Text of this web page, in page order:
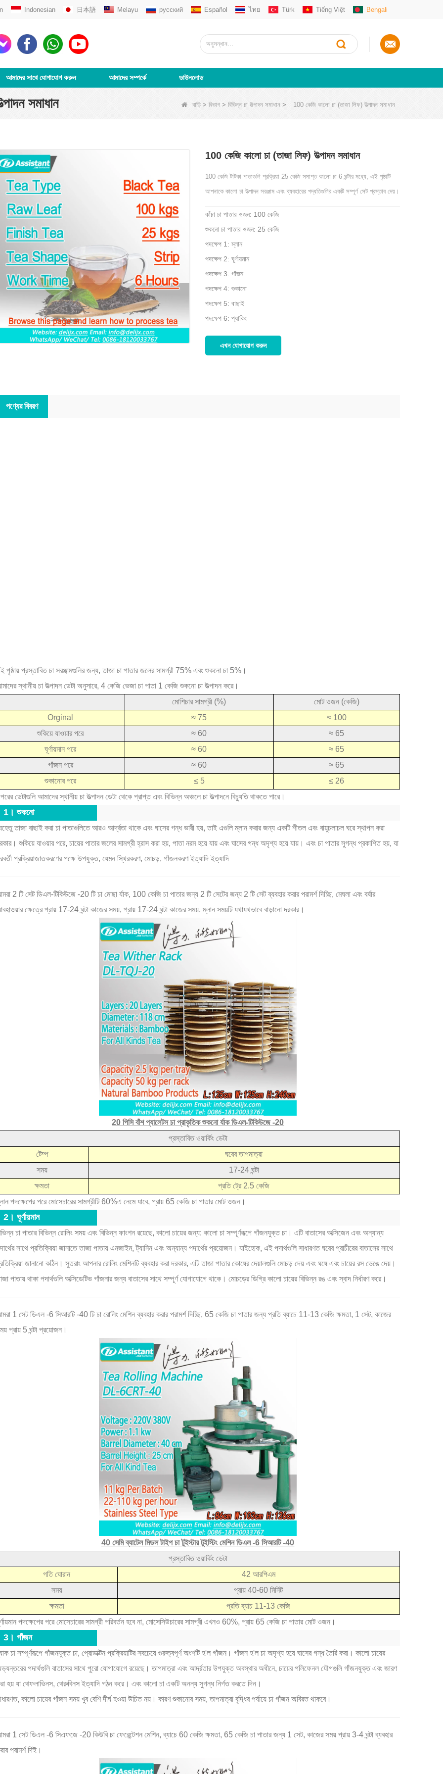
Indonesian 日本語 Melayu русский Español ไทย Türk Tiếng Việt Bengali
আমাদের সাথে যোগাযোগ করুন আমাদের সম্পর্কে ডাউনলোড
সমাধান বাড়ি > বিভাগ > বিভিন্ন চা উত্পাদন সমাধান > 100 কেজি কালো চা (তাজা লিফ) উত্পাদন সমাধান
বড়-স্কেল পাউডার উৎপাদনের জন্য খাদ্য-গ্রেড ম্যাচা বল মিল
2026-07-11 17:33:24
খাদ্য-গ্রেড ম্যাচা বল মিলগুলি বদ্ধ গ্রাইন্ডিং,
সূক্ষ্মতা, উচ্চ ক্ষমতা এবং স্বাস্থ্যকর
সহ বড় আকারের পাউডার উত্পাদন সমর্থন করে
2026-08-04 16:16:30
100 কেজি কালো চা (তাজা লিফ) উত্পাদন সমাধান
100 কেজি টাটকা পাতাগুলি প্রক্রিয়া 25 কেজি সমাপ্ত কালো চা 6 ঘন্টার মধ্যে, এই পৃষ্ঠাটি
আপনাকে কালো চা উত্পাদন সরঞ্জাম এবং ব্যবহারের পদ্ধতিগুলির একটি সম্পূর্ণ সেট প্রস্তাব দেয়।
কাঁচা চা পাতার ওজন: 100 কেজি
শুকনো চা পাতার ওজন: 25 কেজি
পদক্ষেপ 1: ম্লান
পদক্ষেপ 2: ঘূর্ণায়মান
পদক্ষেপ 3: গাঁজন
পদক্ষেপ 4: শুকানো
পদক্ষেপ 5: বাছাই
পদক্ষেপ 6: প্যাকিং
এখন যোগাযোগ করুন
পণ্যের বিবরণ
পৃষ্ঠায় প্রস্তাবিত চা সরঞ্জামগুলির জন্য, তাজা চা পাতার জলের সামগ্রী 75% এবং শুকনো চা 5%।
স্থানীয় চা উত্পাদন ডেটা অনুসারে, 4 কেজি ভেজা চা পাতা 1 কেজি শুকনো চা উত্পাদন করে।
মোশিচার সামগ্রী (%)
মোট ওজন (কেজি)
Orginal
≈ 75
≈ 100
শুকিয়ে যাওয়ার পরে
≈ 60
≈ 65
ঘূর্ণায়মান পরে
≈ 60
≈ 65
গাঁজন পরে
≈ 60
≈ 65
শুকানোর পরে
≤ 5
≤ 26
ডেটাগুলি আমাদের স্থানীয় চা উত্পাদন ডেটা থেকে প্রাপ্ত এবং বিভিন্ন অঞ্চলে চা উত্পাদনে বিচ্যুতি থাকতে পারে।
1। শুকনো
তাজা বাছাই করা চা পাতাগুলিতে আরও আর্দ্রতা থাকে এবং ঘাসের গন্ধ ভারী হয়, তাই এগুলি ম্লান করার জন্য একটি শীতল এবং বায়ুচলাচল ঘরে স্থাপন করা
শুকিয়ে যাওয়ার পরে, চায়ের পাতার জলের সামগ্রী হ্রাস করা হয়, পাতা নরম হয়ে যায় এবং ঘাসের গন্ধ অদৃশ্য হয়ে যায়। এবং চা পাতার সুগন্ধ প্রকাশিত হয়, যা
প্রক্রিয়াজাতকরণের পক্ষে উপযুক্ত, যেমন স্থিরকরণ, মোচড়, গাঁজনকরণ ইত্যাদি ইত্যাদি
2 টি সেট ডিএল-টিকিউজে -20 টি চা মোছা র্যাক, 100 কেজি চা পাতার জন্য 2 টি সেটের জন্য 2 টি সেট ব্যবহার করার পরামর্শ দিচ্ছি, মেঘলা এবং বর্ষার
ক্ষেত্রে প্রায় 17-24 ঘন্টা কাজের সময়, প্রায় 17-24 ঘন্টা কাজের সময়, ম্লান সময়টি যথাযথভাবে বাড়ানো দরকার।
20 পিসি বাঁশ প্যালেটস চা প্রাকৃতিক শুকনো র্যাক ডিএল-টিকিউজে -20
প্রস্তাবিত ওয়ার্কিং ডেটা
টেম্প
ঘরের তাপমাত্রা
সময়
17-24 ঘন্টা
ক্ষমতা
প্রতি ট্রে 2.5 কেজি
পদক্ষেপের পরে মোসেচারের সামগ্রীটি 60%এ নেমে যাবে, প্রায় 65 কেজি চা পাতার মোট ওজন।
2। ঘূর্ণায়মান
চা পাতার বিভিন্ন রোলিং সময় এবং বিভিন্ন ফাংশন রয়েছে, কালো চায়ের জন্য: কালো চা সম্পূর্ণরূপে গাঁজনযুক্ত চা। এটি বাতাসের অক্সিজেন এবং অন্যান্য
সাথে প্রতিক্রিয়া জানাতে তাজা পাতায় এনজাইম, ট্যানিন এবং অন্যান্য পদার্থের প্রয়োজন। যাইহোক, এই পদার্থগুলি সাধারণত ঘরের প্রাচীরের বাতাসের সাথে
জানানো কঠিন। সুতরাং আপনার রোলিং মেশিনটি ব্যবহার করা দরকার, এটি তাজা পাতার কোষের দেয়ালগুলি মোচড় দেয় এবং ঘষে এবং চায়ের রস ভেঙে দেয়।
পাতায় থাকা পদার্থগুলি অক্সিডেটিভ গাঁজনার জন্য বাতাসের সাথে সম্পূর্ণ যোগাযোগে থাকে। মোচড়ের ডিগ্রি কালো চায়ের বিভিন্ন রঙ এবং স্বাদ নির্ধারণ করে।
1 সেট ডিএল -6 সিআরটি -40 টি চা রোলিং মেশিন ব্যবহার করার পরামর্শ দিচ্ছি, 65 কেজি চা পাতার জন্য প্রতি ব্যাচে 11-13 কেজি ক্ষমতা, 1 সেট, কাজের
প্রায় 5 ঘন্টা প্রয়োজন।
40 সেমি ব্যাটেল মিডল টাইপ চা টুইস্টার টুইস্টিং মেশিন ডিএল -6 সিআরটি -40
প্রস্তাবিত ওয়ার্কিং ডেটা
গতি ঘোরান
42 আরপিএম
সময়
প্রায় 40-60 মিনিট
ক্ষমতা
প্রতি ব্যাচ 11-13 কেজি
পদক্ষেপের পরে মোসেচারের সামগ্রী পরিবর্তন হবে না, মোসেসিউচারের সামগ্রী এখনও 60%, প্রায় 65 কেজি চা পাতার মোট ওজন।
3। গাঁজন
চা সম্পূর্ণরূপে গাঁজনযুক্ত চা, প্রোডাক্টন প্রক্রিয়াটির সবচেয়ে গুরুত্বপূর্ণ অংশটি হ'ল গাঁজন। গাঁজন হ'ল চা অদৃশ্য হয়ে ঘাসের গন্ধ তৈরি করা। কালো চায়ের
পদার্থগুলি বাতাসের সাথে পুরো যোগাযোগে রয়েছে। তাপমাত্রা এবং আর্দ্রতার উপযুক্ত অবস্থার অধীনে, চায়ের পলিফেনল যৌগগুলি গাঁজনযুক্ত এবং জারণ
হয় যা থেফলাভিনস, থেরুবিনস ইত্যাদি গঠন করে। এবং কালো চা একটি অনন্য সুগন্ধ নির্গত করতে দিন।
কালো চায়ের গাঁজন সময় খুব বেশি দীর্ঘ হওয়া উচিত নয়। কারণ শুকানোর সময়, তাপমাত্রা বৃদ্ধির পর্যায়ে চা গাঁজন অবিরত থাকবে।
1 সেট ডিএল -6 সিএফজে -20 কিউবি চা ফেরেন্টেশন মেশিন, ব্যাচে 60 কেজি ক্ষমতা, 65 কেজি চা পাতার জন্য 1 সেট, কাজের সময় প্রায় 3-4 ঘন্টা ব্যবহার
পরামর্শ দিই।